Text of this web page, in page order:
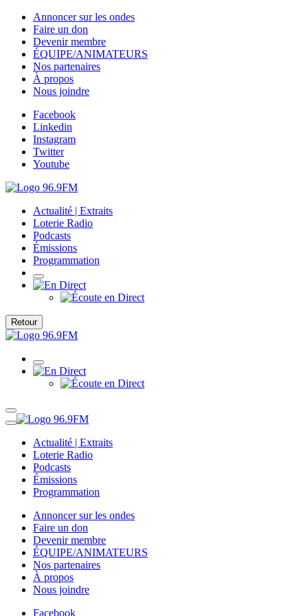
Annoncer sur les ondes
Faire un don
Devenir membre
ÉQUIPE/ANIMATEURS
Nos partenaires
À propos
Nous joindre
Facebook
Linkedin
Instagram
Twitter
Youtube
Actualité | Extraits
Loterie Radio
Podcasts
Émissions
Programmation
Retour
Actualité | Extraits
Loterie Radio
Podcasts
Émissions
Programmation
Annoncer sur les ondes
Faire un don
Devenir membre
ÉQUIPE/ANIMATEURS
Nos partenaires
À propos
Nous joindre
Facebook